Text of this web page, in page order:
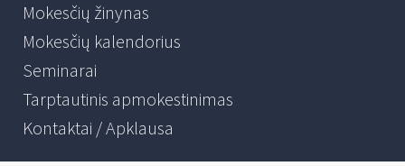
Mokesčių žinynas
Mokesčių kalendorius
Seminarai
Tarptautinis apmokestinimas
Kontaktai / Apklausa